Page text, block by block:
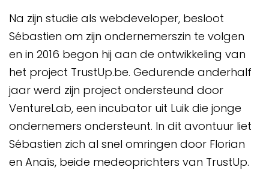
Na zijn studie als webdeveloper, besloot
Sébastien om zijn ondernemerszin te volgen
en in 2016 begon hij aan de ontwikkeling van
het project TrustUp.be. Gedurende anderhalf
jaar werd zijn project ondersteund door
VentureLab, een incubator uit Luik die jonge
ondernemers ondersteunt. In dit avontuur liet
Sébastien zich al snel omringen door Florian
en Anaïs, beide medeoprichters van TrustUp.